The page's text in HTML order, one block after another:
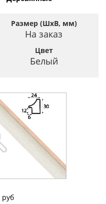
Размер (ШхВ, мм)
На заказ
Цвет
Белый
руб